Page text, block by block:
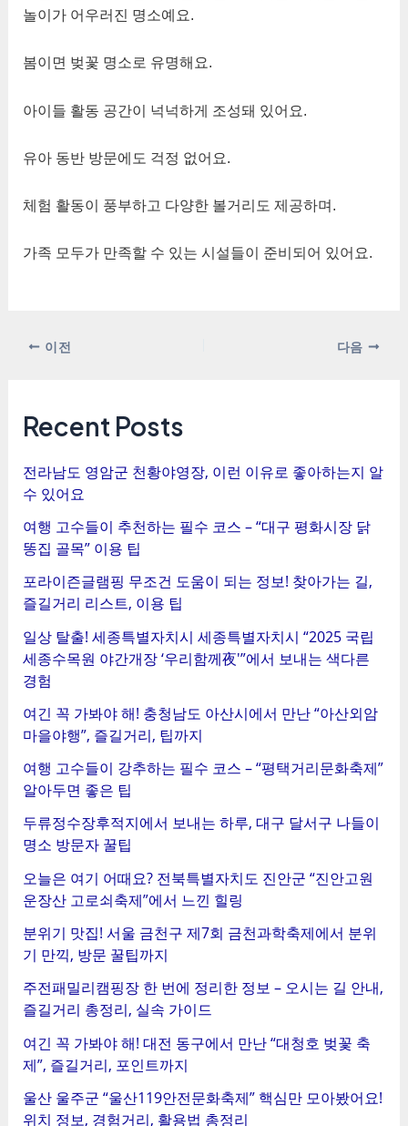
놀이가 어우러진 명소예요.
봄이면 벚꽃 명소로 유명해요.
아이들 활동 공간이 넉넉하게 조성돼 있어요.
유아 동반 방문에도 걱정 없어요.
체험 활동이 풍부하고 다양한 볼거리도 제공하며.
가족 모두가 만족할 수 있는 시설들이 준비되어 있어요.
이전 다음
Recent Posts
전라남도 영암군 천황야영장, 이런 이유로 좋아하는지 알
수 있어요
여행 고수들이 추천하는 필수 코스 – “대구 평화시장 닭
똥집 골목” 이용 팁
포라이즌글램핑 무조건 도움이 되는 정보! 찾아가는 길,
즐길거리 리스트, 이용 팁
일상 탈출! 세종특별자치시 세종특별자치시 “2025 국립
세종수목원 야간개장 ‘우리함께夜'”에서 보내는 색다른
경험
여긴 꼭 가봐야 해! 충청남도 아산시에서 만난 “아산외암
마을야행”, 즐길거리, 팁까지
여행 고수들이 강추하는 필수 코스 – “평택거리문화축제”
알아두면 좋은 팁
두류정수장후적지에서 보내는 하루, 대구 달서구 나들이
명소 방문자 꿀팁
오늘은 여기 어때요? 전북특별자치도 진안군 “진안고원
운장산 고로쇠축제”에서 느낀 힐링
분위기 맛집! 서울 금천구 제7회 금천과학축제에서 분위
기 만끽, 방문 꿀팁까지
주전패밀리캠핑장 한 번에 정리한 정보 – 오시는 길 안내,
즐길거리 총정리, 실속 가이드
여긴 꼭 가봐야 해! 대전 동구에서 만난 “대청호 벚꽃 축
제”, 즐길거리, 포인트까지
울산 울주군 “울산119안전문화축제” 핵심만 모아봤어요!
위치 정보, 경험거리, 활용법 총정리